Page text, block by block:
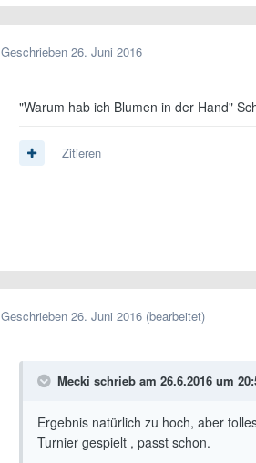
Geschrieben 26. Juni 2016
"Warum hab ich Blumen in der Hand"
Zitieren
Geschrieben 26. Juni 2016 (bearbeitet)
Mecki schrieb am 26.6.2016 um
Ergebnis natürlich zu hoch, aber
Turnier gespielt , passt schon.